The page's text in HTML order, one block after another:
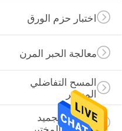
اختبار حزم الورق
معالجة الحبر المرن
المسح التفاضلي
المسعر
مجفف التجميد